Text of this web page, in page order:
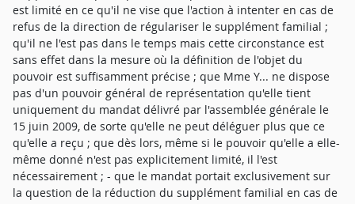
est limité en ce qu'il ne vise que l'action à intenter en cas de
refus de la direction de régulariser le supplément familial ;
qu'il ne l'est pas dans le temps mais cette circonstance est
sans effet dans la mesure où la définition de l'objet du
pouvoir est suffisamment précise ; que Mme Y... ne dispose
pas d'un pouvoir général de représentation qu'elle tient
uniquement du mandat délivré par l'assemblée générale le
15 juin 2009, de sorte qu'elle ne peut déléguer plus que ce
qu'elle a reçu ; que dès lors, même si le pouvoir qu'elle a elle-
même donné n'est pas explicitement limité, il l'est
nécessairement ; - que le mandat portait exclusivement sur
la question de la réduction du supplément familial en cas de